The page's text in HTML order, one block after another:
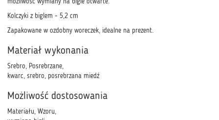
możliwość wymiany na bigle otwarte.
Kolczyki z biglem - 5,2 cm
Zapakowane w ozdobny woreczek, idealne na prezent.
Materiał wykonania
Srebro, Posrebrzane,
kwarc, srebro, posrebrzana miedź
Możliwość dostosowania
Materiału, Wzoru,